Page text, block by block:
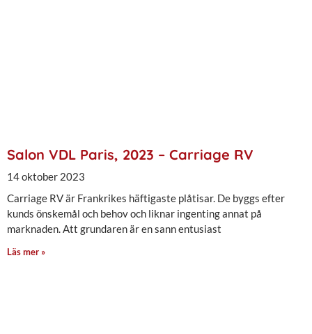
Salon VDL Paris, 2023 – Carriage RV
14 oktober 2023
Carriage RV är Frankrikes häftigaste plåtisar. De byggs efter
kunds önskemål och behov och liknar ingenting annat på
marknaden. Att grundaren är en sann entusiast
Läs mer »